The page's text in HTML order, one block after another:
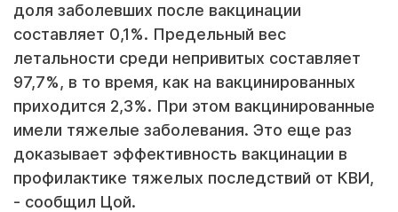
доля заболевших после вакцинации
составляет 0,1%. Предельный вес
летальности среди непривитых составляет
97,7%, в то время, как на вакцинированных
приходится 2,3%. При этом вакцинированные
имели тяжелые заболевания. Это еще раз
доказывает эффективность вакцинации в
профилактике тяжелых последствий от КВИ,
- сообщил Цой.